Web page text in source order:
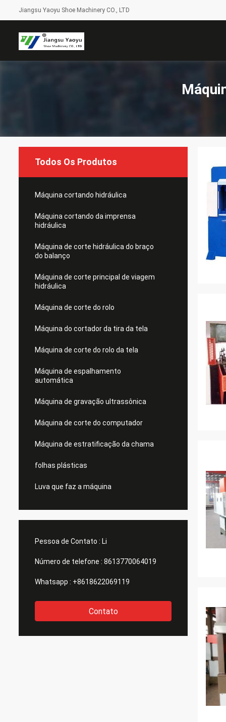
Jiangsu Yaoyu Shoe Machinery CO., LTD
Todos Os Produtos
Máquina cortando hidráulica
Máquina cortando da imprensa
hidráulica
Máquina de corte hidráulica do braço
do balanço
Máquina de corte principal de viagem
hidráulica
Máquina de corte do rolo
Máquina do cortador da tira da tela
Máquina de corte do rolo da tela
Máquina de espalhamento
automática
Máquina de gravação ultrassônica
Máquina de corte do computador
Máquina de estratificação da chama
folhas plásticas
Luva que faz a máquina
Pessoa de Contato : Li
Número de telefone : 8613770064019
Whatsapp : +8618622069119
Contato